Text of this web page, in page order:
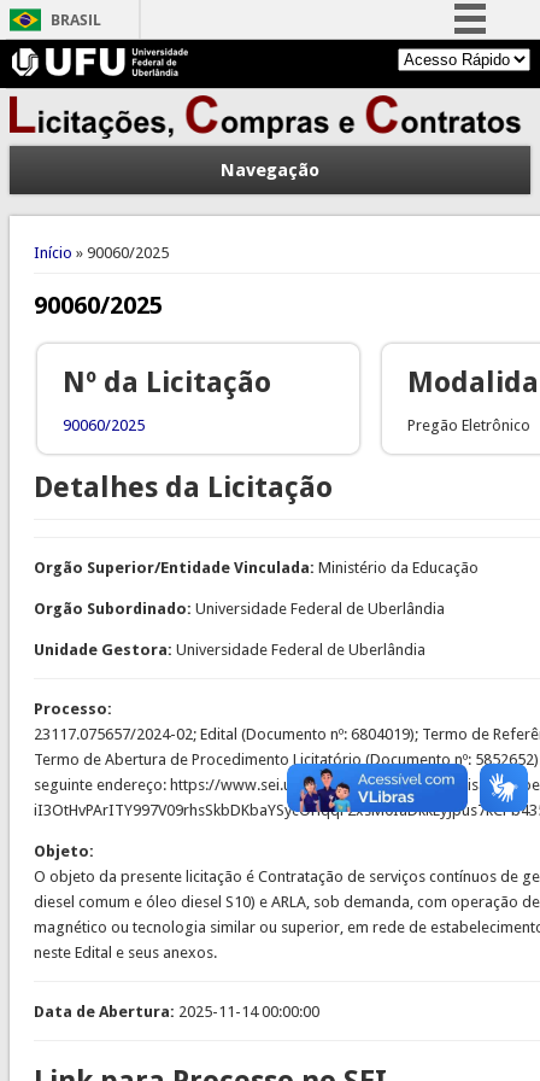
BRASIL
Simplifique!
Comunica BR
Participe
Acesso à informação
Legislação
Navegação
Você está aqui
Início » 90060/2025
90060/2025
Nº da Licitação
90060/2025 Pregão Eletrônico
Detalhes da Licitação
Orgão Superior/Entidade Vinculada: Ministério da Educação
Orgão Subordinado: Universidade Federal de Uberlândia
Unidade Gestora: Universidade Federal de Uberlândia
Processo:
23117.075657/2024-02; Edital (Documento nº: 6804019); Termo de
Termo de Abertura de Procedimento Licitatório (Documento nº:
seguinte endereço: https://www.sei.ufu.br/sei/modulos/pesquisa/
Objeto:
O objeto da presente licitação é Contratação de serviços contínuos de
diesel comum e óleo diesel S10) e ARLA, sob demanda, com
magnético ou tecnologia similar ou superior, em rede de
neste Edital e seus anexos.
Data de Abertura: 2025-11-14 00:00:00